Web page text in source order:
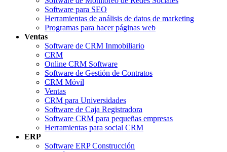
Software para SEO
Herramientas de análisis de datos de marketing
Programas para hacer páginas web
Ventas
Software de CRM Inmobiliario
CRM
Online CRM Software
Software de Gestión de Contratos
CRM Móvil
Ventas
CRM para Universidades
Software de Caja Registradora
Software CRM para pequeñas empresas
Herramientas para social CRM
ERP
Software ERP Construcción